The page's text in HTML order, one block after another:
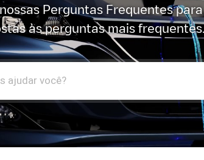
Perguntas Frequentes
às perguntas mais frequentes.